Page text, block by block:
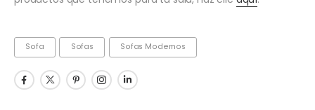
Sofa Sofas Sofas Modernos